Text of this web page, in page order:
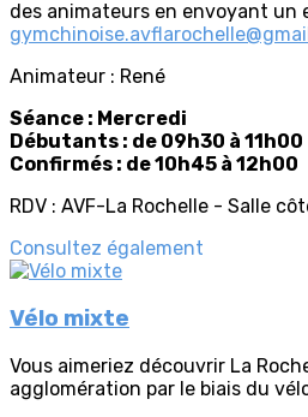
des animateurs en envoyant un
Animateur : René
Séance : Mercredi
Débutants : de 09h30 à 11h00
Confirmés : de 10h45 à 12h00
RDV : AVF-La Rochelle - Salle
Consultez également
Vélo mixte
Vous aimeriez découvrir La
agglomération par le biais du